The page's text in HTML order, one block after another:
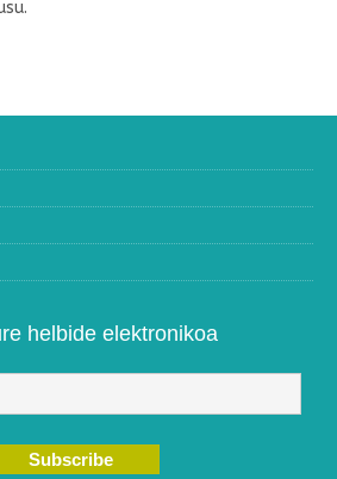
helbide elektronikoa